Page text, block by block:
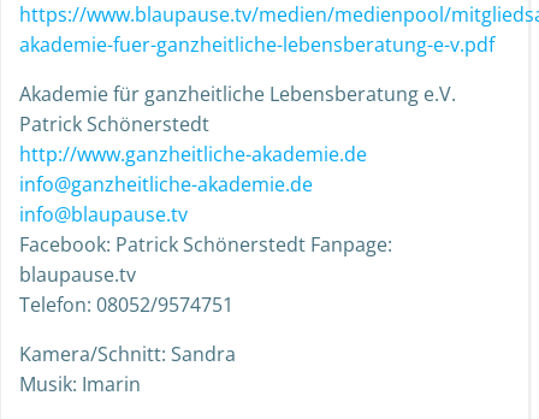
https://www.blaupause.tv/medien/medienpool/
akademie-fuer-ganzheitliche-lebensberatung-e-v.pdf
Akademie für ganzheitliche Lebensberatung e.V.
Patrick Schönerstedt
http://www.ganzheitliche-akademie.de
info@ganzheitliche-akademie.de
info@blaupause.tv
Facebook: Patrick Schönerstedt Fanpage:
blaupause.tv
Telefon: 08052/9574751
Kamera/Schnitt: Sandra
Musik: Imarin